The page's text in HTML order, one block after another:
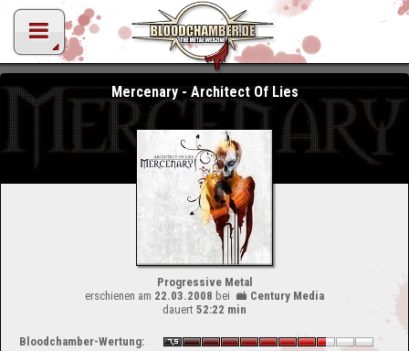
Mercenary - Architect Of Lies
Progressive Metal
erschienen am 22.03.2008 bei
Century Media
dauert 52:22 min
Bloodchamber-Wertung: